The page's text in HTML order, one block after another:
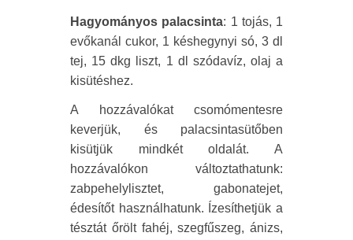
Hagyományos palacsinta: 1 tojás, 1
evőkanál cukor, 1 késhegynyi só, 3 dl
tej, 15 dkg liszt, 1 dl szódavíz, olaj a
kisütéshez.
A hozzávalókat csomómentesre
keverjük, és palacsintasütőben
kisütjük mindkét oldalát. A
hozzávalókon változtathatunk:
zabpehelylisztet, gabonatejet,
édesítőt használhatunk. Ízesíthetjük a
tésztát őrölt fahéj, szegfűszeg, ánizs,